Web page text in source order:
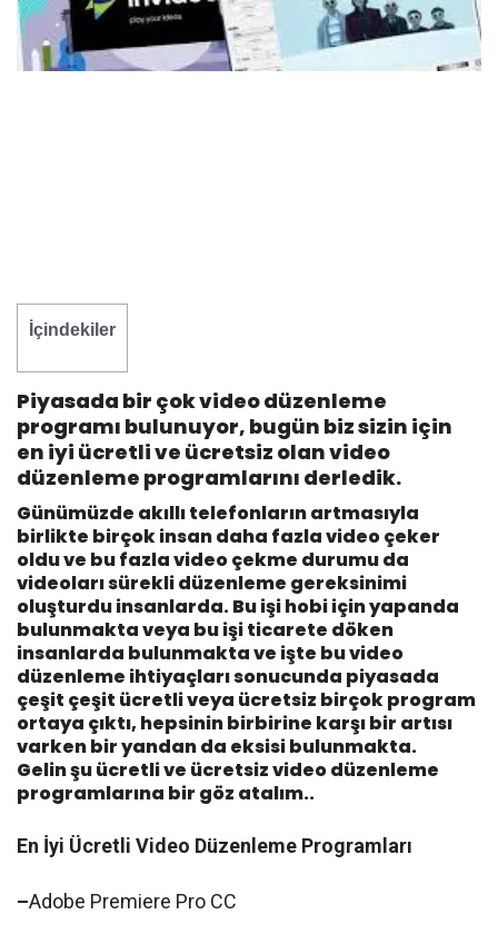
İçindekiler
Piyasada bir çok video düzenleme
programı bulunuyor, bugün biz sizin için
en iyi ücretli ve ücretsiz olan video
düzenleme programlarını derledik.
Günümüzde akıllı telefonların artmasıyla
birlikte birçok insan daha fazla video çeker
oldu ve bu fazla video çekme durumu da
videoları sürekli düzenleme gereksinimi
oluşturdu insanlarda. Bu işi hobi için yapanda
bulunmakta veya bu işi ticarete döken
insanlarda bulunmakta ve işte bu video
düzenleme ihtiyaçları sonucunda piyasada
çeşit çeşit ücretli veya ücretsiz birçok program
ortaya çıktı, hepsinin birbirine karşı bir artısı
varken bir yandan da eksisi bulunmakta.
Gelin şu ücretli ve ücretsiz video düzenleme
programlarına bir göz atalım..
En İyi Ücretli Video Düzenleme Programları
–Adobe Premiere Pro CC